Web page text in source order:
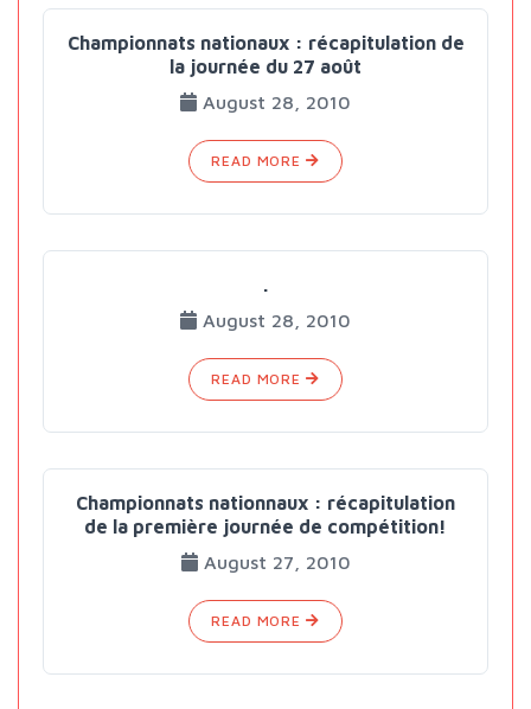
Championnats nationaux : récapitulation de
la journée du 27 août
August 28, 2010
READ MORE
.
August 28, 2010
READ MORE
Championnats nationnaux : récapitulation
de la première journée de compétition!
August 27, 2010
READ MORE